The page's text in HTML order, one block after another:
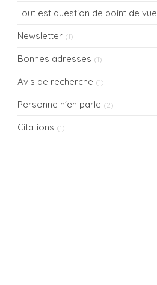
Tout est question de point de vue
Newsletter (1)
Bonnes adresses (1)
Avis de recherche (1)
Personne n'en parle (2)
Citations (1)